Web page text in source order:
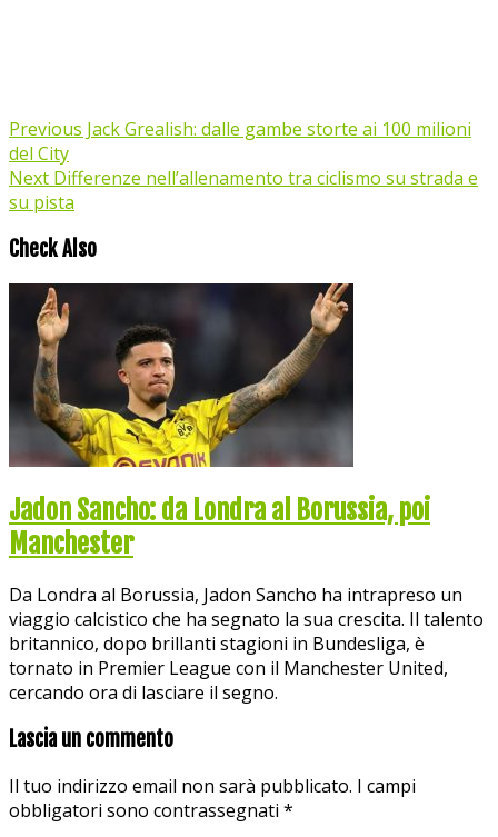
Previous Jack Grealish: dalle gambe storte ai 100 milioni
del City
Next Differenze nell’allenamento tra ciclismo su strada e
su pista
Check Also
Jadon Sancho: da Londra al Borussia, poi
Manchester
Da Londra al Borussia, Jadon Sancho ha intrapreso un
viaggio calcistico che ha segnato la sua crescita. Il talento
britannico, dopo brillanti stagioni in Bundesliga, è
tornato in Premier League con il Manchester United,
cercando ora di lasciare il segno.
Lascia un commento
Il tuo indirizzo email non sarà pubblicato. I campi
obbligatori sono contrassegnati *